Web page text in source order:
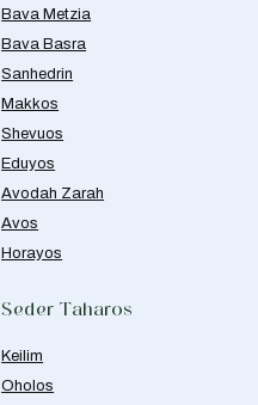
Bava Metzia
Bava Basra
Sanhedrin
Makkos
Shevuos
Eduyos
Avodah Zarah
Avos
Horayos
Seder Taharos
Keilim
Oholos